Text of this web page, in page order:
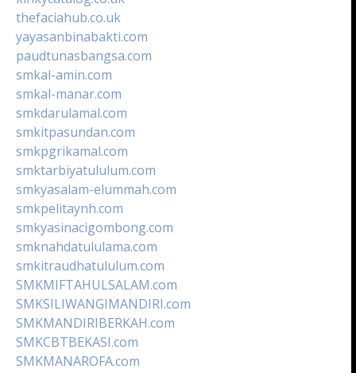
thefaciahub.co.uk
yayasanbinabakti.com
paudtunasbangsa.com
smkal-amin.com
smkal-manar.com
smkdarulamal.com
smkitpasundan.com
smkpgrikamal.com
smktarbiyatululum.com
smkyasalam-elummah.com
smkpelitaynh.com
smkyasinacigombong.com
smknahdatululama.com
smkitraudhatululum.com
SMKMIFTAHULSALAM.com
SMKSILIWANGIMANDIRI.com
SMKMANDIRIBERKAH.com
SMKCBTBEKASI.com
SMKMANAROFA.com